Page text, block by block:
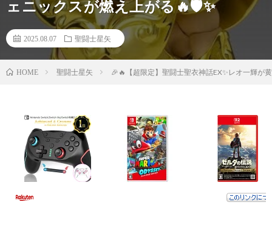
ェニックスが燃え上がる🔥🛡️✨
2025.08.07 聖闘士星矢
HOME 聖闘士星矢 🎉🔥【超限定】聖闘士聖衣神話EX✨レオ一輝が